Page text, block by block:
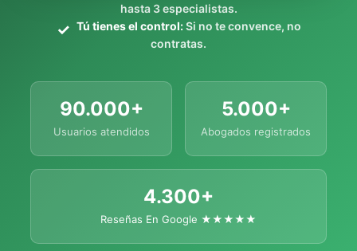
hasta 3 especialistas.
Tú tienes el control:Si no te convence, no
contratas.
90.000+
Usuarios atendidos
5.000+
Abogados registrados
4.300+
Reseñas En Google ★★★★★